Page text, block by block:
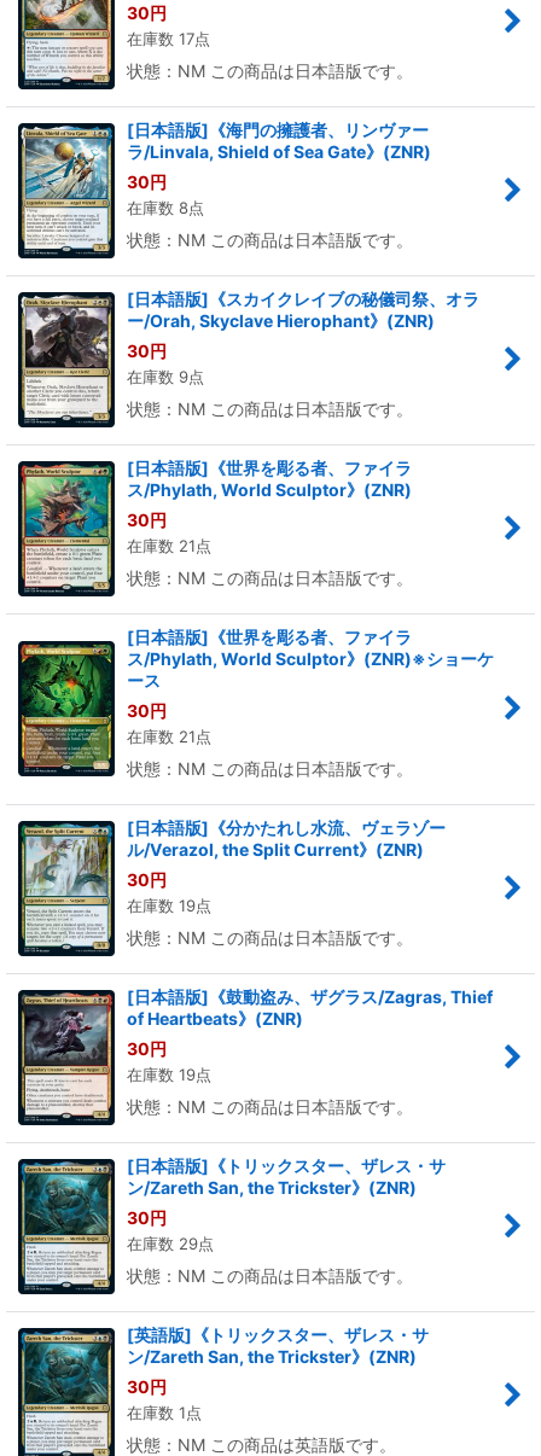
30円
在庫数 17点
状態：NM この商品は日本語版です。
[日本語版]《海門の擁護者、リンヴァー
ラ/Linvala, Shield of Sea Gate》(ZNR)
30円
在庫数 8点
状態：NM この商品は日本語版です。
[日本語版]《スカイクレイブの秘儀司祭、オラ
ー/Orah, Skyclave Hierophant》(ZNR)
30円
在庫数 9点
状態：NM この商品は日本語版です。
[日本語版]《世界を彫る者、ファイラ
ス/Phylath, World Sculptor》(ZNR)
30円
在庫数 21点
状態：NM この商品は日本語版です。
[日本語版]《世界を彫る者、ファイラ
ス/Phylath, World Sculptor》(ZNR)※ショーケ
ース
30円
在庫数 21点
状態：NM この商品は日本語版です。
[日本語版]《分かたれし水流、ヴェラゾー
ル/Verazol, the Split Current》(ZNR)
30円
在庫数 19点
状態：NM この商品は日本語版です。
[日本語版]《鼓動盗み、ザグラス/Zagras, Thief
of Heartbeats》(ZNR)
30円
在庫数 19点
状態：NM この商品は日本語版です。
[日本語版]《トリックスター、ザレス・サ
ン/Zareth San, the Trickster》(ZNR)
30円
在庫数 29点
状態：NM この商品は日本語版です。
[英語版]《トリックスター、ザレス・サ
ン/Zareth San, the Trickster》(ZNR)
30円
在庫数 1点
状態：NM この商品は英語版です。